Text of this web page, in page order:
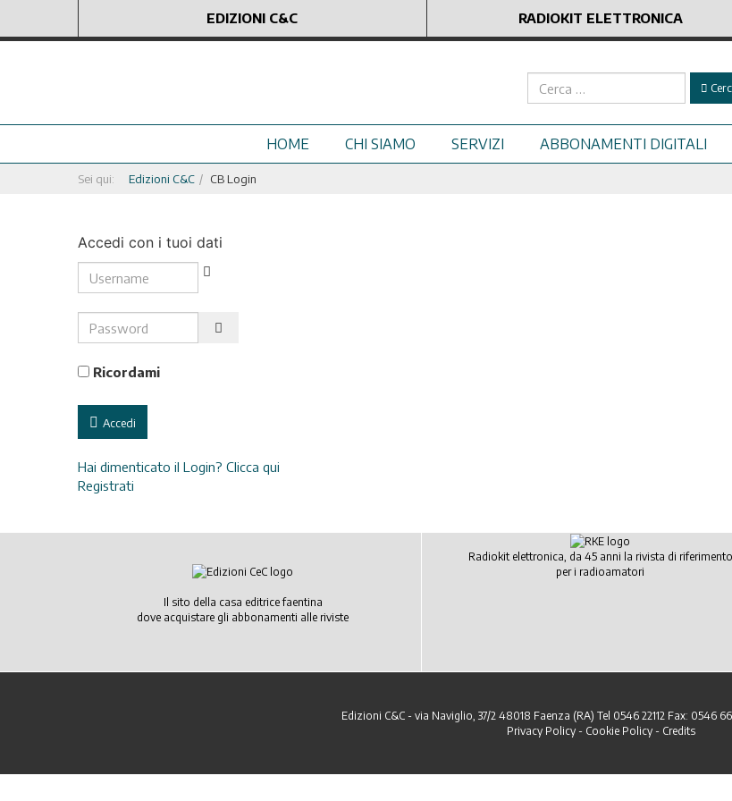
EDIZIONI C&C RADIOKIT ELETTRONICA
Cerca
HOME CHI SIAMO SERVIZI ABBONAMENTI DIGITALI
Sei qui: Edizioni C&C CB Login
Accedi con i tuoi dati
Username
Password
Ricordami
Accedi
Hai dimenticato il Login? Clicca qui
Registrati
Il sito della casa editrice faentina
dove acquistare gli abbonamenti alle riviste
Radiokit elettronica, da 45 anni la rivista di riferimento
per i radioamatori
Edizioni C&C - via Naviglio, 37/2 48018 Faenza (RA) Tel 0546 22112 Fax: 0546
Privacy Policy- Cookie Policy- Credits